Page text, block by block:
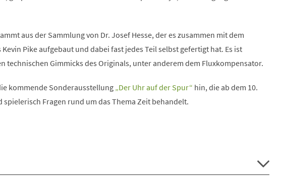
aus der Sammlung von Dr. Josef Hesse, der es zusammen mit dem
Pike aufgebaut und dabei fast jedes Teil selbst gefertigt hat. Es ist
technischen Gimmicks des Originals, unter anderem dem Fluxkompensator.
kommende Sonderausstellung „Der Uhr auf der Spur“ hin, die ab dem 10.
spielerisch Fragen rund um das Thema Zeit behandelt.